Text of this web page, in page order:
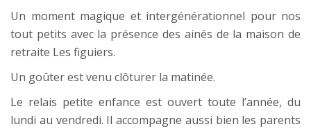
Un moment magique et intergénérationnel pour nos
tout petits avec la présence des ainés de la maison de
retraite Les figuiers.
Un goûter est venu clôturer la matinée.
Le relais petite enfance est ouvert toute l’année, du
lundi au vendredi. Il accompagne aussi bien les parents